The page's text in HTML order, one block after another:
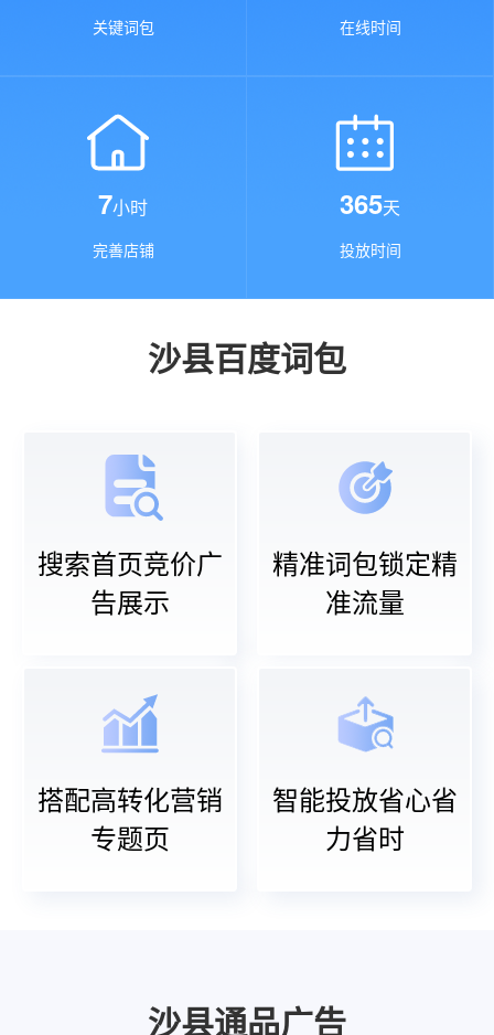
关键词包 在线时间
7小时
完善店铺
365天
投放时间
沙县百度词包
搜索首页竞价广
告展示
精准词包锁定精
准流量
搭配高转化营销
专题页
智能投放省心省
力省时
沙县通品广告